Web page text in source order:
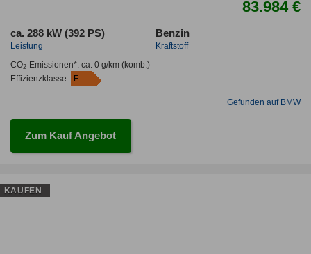
83.984 €
ca. 288 kW (392 PS)
Leistung
Benzin
Kraftstoff
CO2-Emissionen*: ca. 0 g/km(komb.)
Effizienzklasse: F
Gefunden auf BMW
Zum Kauf Angebot
KAUFEN